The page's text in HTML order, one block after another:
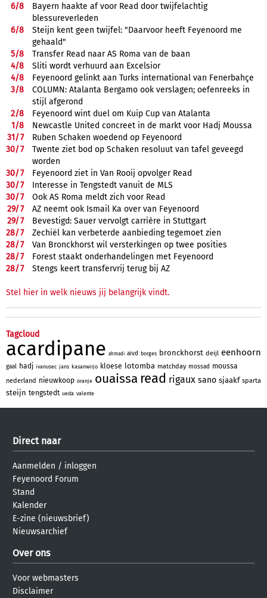
6/8
Bayern haakte af voor Read door twijfelachtig
blessureverleden
6/8
Steijn kent geen twijfel: "Daarvoor heeft Feyenoord me
gehaald"
5/8
Transfer Read naar AS Roma van de baan
4/8
Sliti wordt verhuurd aan Excelsior
4/8
Feyenoord gelinkt aan Turks international van Fenerbahçe
3/8
COLUMN: Atalanta Bergamo ook verslagen; oefenreeks in
stijl afgerond
2/8
Feyenoord wint duel om Kuip Cup van Atalanta
1/8
Newcastle United concreet in de markt voor Hadj Moussa
31/7
Ruben Schaken woedend op Feyenoord
30/7
Twente ziet bod op Schaken resoluut van tafel geveegd
worden
30/7
Feyenoord ziet in Van Rooij opvolger Read
30/7
Interesse in Tengstedt vanuit de MLS
30/7
Ook AS Roma meldt zich voor Read
29/7
AZ neemt ook Ismail Ka over van Feyenoord
29/7
Bevestigd: Sauer vervolgt carrière in Stuttgart
28/7
Zechiël kan verbeterde aanbieding tegemoet zien
28/7
Van Bronckhorst wil versterkingen op twee posities
28/7
Forest staakt onderhandelingen met Feyenoord
28/7 Stengs keert transfervrij terug bij AZ
Stel hier in welk nieuws jij belangrijk vindt.
Tagcloud
acardipane ahmadi aivd borges bronckhorst deijl eenhoorn
gaal hadj ivanusec jans kasanwirjo kloese lotomba matchday mossad moussa
nederland nieuwkoop oranje ouaissa read rigaux sano sjaakf sparta
steijn tengstedt ueda valente
Direct naar
Aanmelden / inloggen
Feyenoord Forum
Stand
Kalender
E-zine (nieuwsbrief)
Nieuwsarchief
Over ons
Voor webmasters
Disclaimer